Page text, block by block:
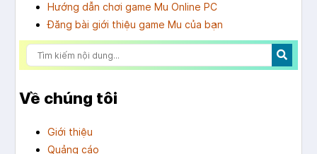
Hướng dẫn chơi game Mu Online PC
Đăng bài giới thiệu game Mu của bạn
Về chúng tôi
Giới thiệu
Quảng cáo